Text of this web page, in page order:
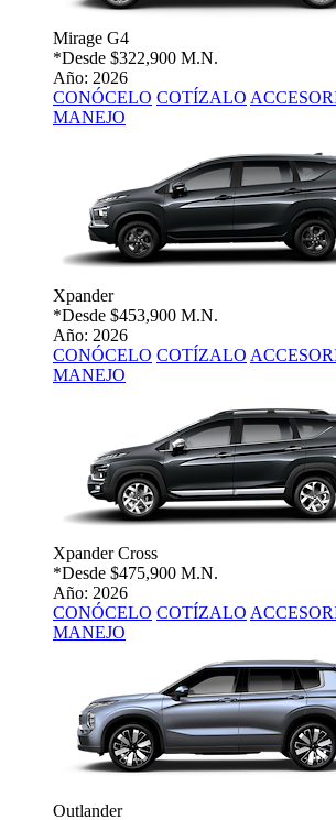
Mirage G4
*Desde $322,900 M.N.
Año: 2026
CONÓCELO COTÍZALO
MANEJO
Xpander
*Desde $453,900 M.N.
Año: 2026
CONÓCELO COTÍZALO
MANEJO
Xpander Cross
*Desde $475,900 M.N.
Año: 2026
CONÓCELO COTÍZALO
MANEJO
Outlander